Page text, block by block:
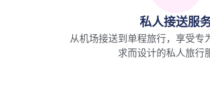
私人接送服
从机场接送到单程旅行，享受专
求而设计的私人旅行